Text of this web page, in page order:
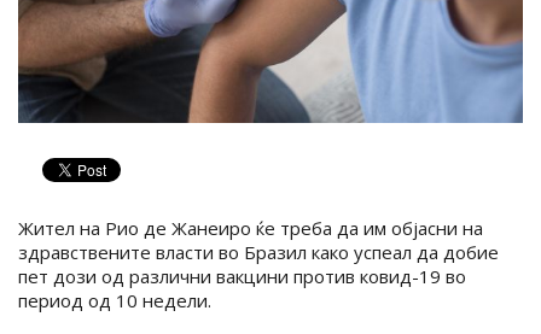
Жител на Рио де Жанеиро ќе треба да им објасни на
здравствените власти во Бразил како успеал да добие
пет дози од различни вакцини против ковид-19 во
период од 10 недели.